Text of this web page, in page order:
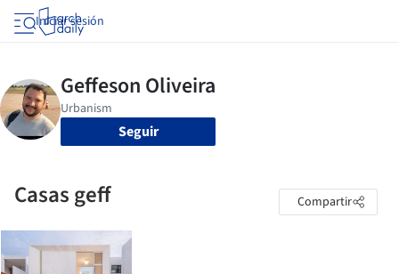
Iniciar sesión
Seguir
Casas geff Compartir